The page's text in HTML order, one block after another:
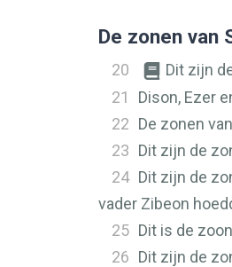
De zonen van
20
Dit zijn
21
Dison, Ezer
22 De zonen
23 Dit zijn de
24 Dit zijn de
vader Zibeon
25 Dit is de
26 Dit zijn de